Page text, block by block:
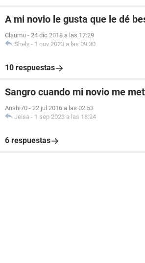
A mi novio le gusta que le dé
Claumu - 24 dic 2018 a las 17:29
Shely - 1 nov 2023 a las 09:30
10 respuestas
Sangro cuando mi novio me
Anahi70 - 22 jul 2016 a las 02:53
Jeisa - 1 sep 2023 a las 18:24
6 respuestas